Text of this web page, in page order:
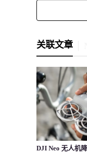
关联文章
DJI Neo 无人机